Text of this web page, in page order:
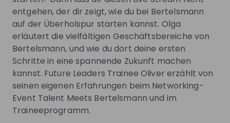
Would you like to find out more about your career
opportunities at Bertelsmann? Then visit our career
page or send an e-mail to our recruiting team:
createyourowncareer@bertelsmann.com
Get noticed by
entgehen, der dir zeigt, wie du bei Bertelsmann
auf der Überholspur starten kannst. Olga
erläutert die vielfältigen Geschäftsbereiche von
Bertelsmann, und wie du dort deine ersten
Schritte in eine spannende Zukunft machen
kannst. Future Leaders Trainee Oliver erzählt von
seinen eigenen Erfahrungen beim Networking-
Event Talent Meets Bertelsmann und im
Traineeprogramm.